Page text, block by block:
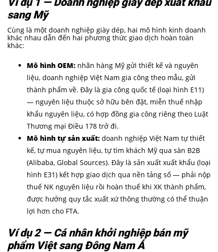
sang Mỹ
Cùng là một doanh nghiệp giày dép, hai mô hình kinh doanh
khác nhau dẫn đến hai phương thức giao dịch hoàn toàn
khác:
Mô hình OEM: nhãn hàng Mỹ gửi thiết kế và nguyên
liệu, doanh nghiệp Việt Nam gia công theo mẫu, gửi
thành phẩm về. Đây là gia công quốc tế (loại hình E11)
— nguyên liệu thuộc sở hữu bên đặt, miễn thuế nhập
khẩu nguyên liệu, có hợp đồng gia công riêng theo Luật
Thương mại Điều 178 trở đi.
Mô hình tự sản xuất: doanh nghiệp Việt Nam tự thiết
kế, tự mua nguyên liệu, tự tìm khách Mỹ qua sàn B2B
(Alibaba, Global Sources). Đây là sản xuất xuất khẩu (loại
hình E31) kết hợp giao dịch qua nền tảng số — phải nộp
thuế NK nguyên liệu rồi hoàn thuế khi XK thành phẩm,
được hưởng quy tắc xuất xứ thông thường có thể thuận
lợi hơn cho FTA.
Ví dụ 2 — Cá nhân khởi nghiệp bán mỹ
phẩm Việt sang Đông Nam Á